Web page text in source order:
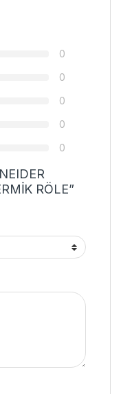
0
0
0
0
0
RÖLE”